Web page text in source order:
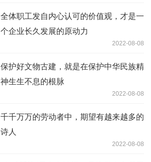
全体职工发自内心认可的价值观，才是一
个企业长久发展的原动力
2022-08-08
保护好文物古建，就是在保护中华民族精
神生生不息的根脉
2022-08-08
千千万万的劳动者中，期望有越来越多的
诗人
2022-08-08